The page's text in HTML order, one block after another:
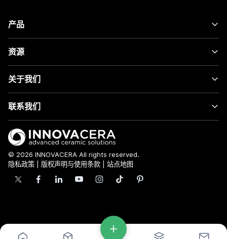
产品
资源
关于我们
联系我们
© 2026 INNOVACERA All rights reserved.
隐私政策
版权声明与使用条款 站点地图